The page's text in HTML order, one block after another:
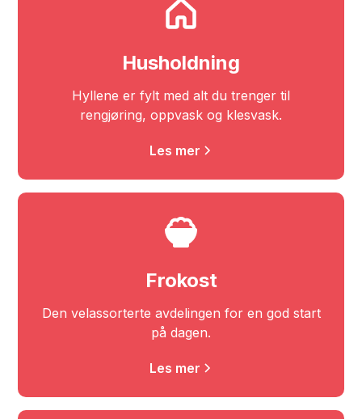
Husholdning
Hyllene er fylt med alt du trenger til
rengjøring, oppvask og klesvask.
Les mer
Frokost
Den velassorterte avdelingen for en god start
på dagen.
Les mer